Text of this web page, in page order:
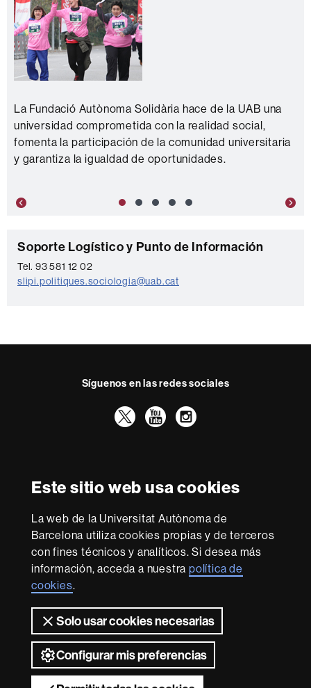
Este sitio web usa cookies
La web de la Universitat Autònoma de
Barcelona utiliza cookies propias y de terceros
con fines técnicos y analíticos. Si desea más
información, acceda a nuestrapolítica de
cookies.
Solo usar cookies necesarias
Configurar mis preferencias
La Fundació Autònoma Solidària hace de la UAB una
universidad comprometida con la realidad social,
fomenta la participación de la comunidad universitaria
y garantiza la igualdad de oportunidades.
C
o
n
c
Soporte Logístico y Punto de Información
Tel. 93 581 12 02
slipi.politiques.sociologia@uab.cat
Síguenos en las redes sociales
TwitterYouTube
Instagram
Excellence
Research
-
Euraxess
Con la financiación de
Sobre
esta
web Aviso legal Protección de datos
web Accesibilidad web Mapa del web UAB
2026 Universitat Autònoma de Barcelona